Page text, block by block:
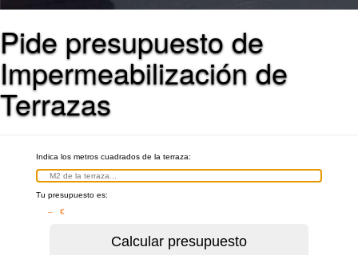
Pide presupuesto de
Impermeabilización de
Terrazas
Indica los metros cuadrados de la terraza:
Tu presupuesto es:
– €